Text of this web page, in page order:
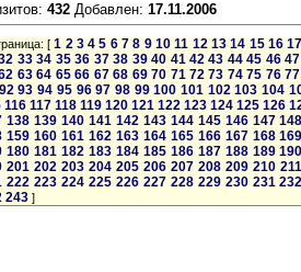
432 Добавлен: 17.11.2006
[1 2 3 4 5 6 7 8 9 10 11 12 13 14 15 16
33 34 35 36 37 38 39 40 41 42 43 44 45 46 47
63 64 65 66 67 68 69 70 71 72 73 74 75 76 77
92 93 94 95 96 97 98 99 100 101 102 103 104
116 117 118 119 120 121 122 123 124 125 126
138 139 140 141 142 143 144 145 146 147
159 160 161 162 163 164 165 166 167 168
180 181 182 183 184 185 186 187 188 189
201 202 203 204 205 206 207 208 209 210 211
222 223 224 225 226 227 228 229 230 231
243 ]